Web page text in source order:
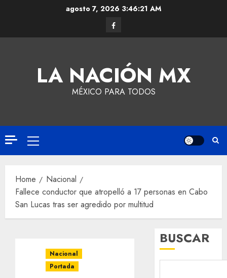
agosto 7, 2026 3:46:21 AM
LA NACIÓN MX
MÉXICO PARA TODOS
Home
Nacional
Fallece conductor que atropelló a 17 personas en Cabo
San Lucas tras ser agredido por multitud
Nacional
Portada
BUSCAR